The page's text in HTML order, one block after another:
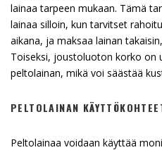
lainaa tarpeen mukaan. Tämä
lainaa silloin, kun tarvitset
aikana, ja maksaa lainan
Toiseksi, joustoluoton korko on
peltolainan, mikä voi säästää
PELTOLAINAN
Peltolainaa voidaan käyttää